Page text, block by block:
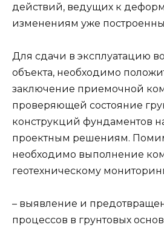
действий, ведущих к
изменениям уже
Для сдачи в эксплуатацию
объекта, необходимо
заключение приемочной
проверяющей состояние
конструкций фундаментов
проектным решениям.
необходимо выполнение
геотехническому
– выявление и
процессов в грунтовых